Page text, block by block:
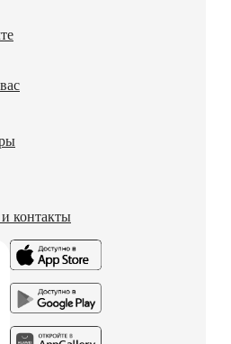
контакты